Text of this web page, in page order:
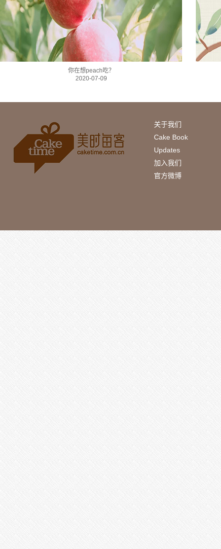
你在想peach吃？
2020-07-09
关于我们
Cake Book
Updates
加入我们
官方微博